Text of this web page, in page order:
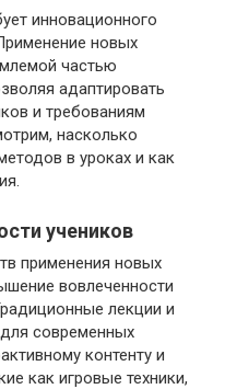
инновационного
новых
частью
адаптировать
и требованиям
насколько
в уроках и как
учеников
применения новых
вовлеченности
лекции и
современных
контенту и
как игровые техники,